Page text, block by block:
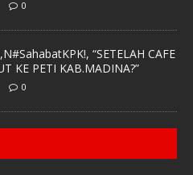
0
“SETELAH CAFE
KE PETI KAB.MADINA?”
0